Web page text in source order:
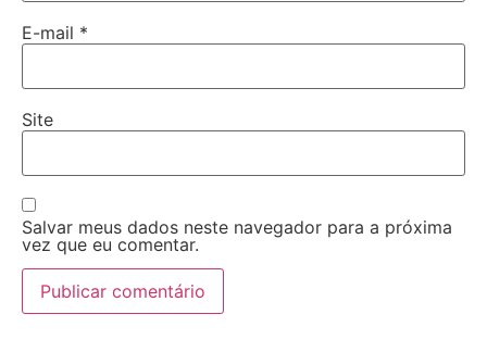
E-mail *
Site
Salvar meus dados neste navegador para a próxima
vez que eu comentar.